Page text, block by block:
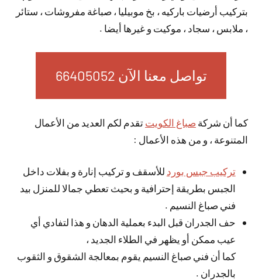
بتركيب أرضيات باركيه ، بخ موبيليا ، صباغة مفروشات ، ستائر
، ملابس ، سجاد ، موكيت و غيرها أيضا .
تواصل معنا الآن 66405052
كما أن شركة صباغ الكويت تقدم لكم العديد من الأعمال
المتنوعة ، و من هذه الأعمال :
تركيب جبس بورد للأسقف و تركيب إنارة و بفلات داخل
الجبس بطريقة إحترافية و بحيث تعطي جمالا للمنزل بيد
فني صباغ النسيم .
حف الجدران قبل البدء بعملية الدهان و هذا لتفادي أي
عيب ممكن أو يظهر في الطلاء الجديد ،
كما أن فني صباغ النسيم يقوم بمعالجة الشقوق و الثقوب
بالجدران .